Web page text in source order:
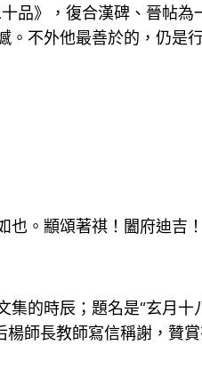
品》，復合漢碑、晉帖為
不外他最善於的，仍是
。顓頌著祺！闔府迪吉！
集的時辰；題名是“玄月
師長教師寫信稱謝，贊